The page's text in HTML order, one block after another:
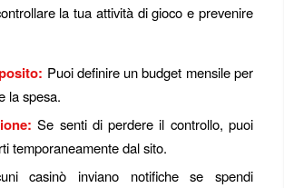
la tua attività di gioco e prevenire
Puoi definire un budget mensile per
la spesa.
Se senti di perdere il controllo, puoi
temporaneamente dal sito.
casinò inviano notifiche se spendi